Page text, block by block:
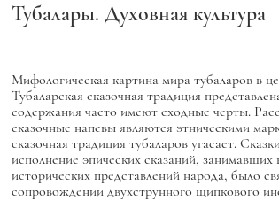
Тубалары. Духовная культура
Мифологическая картина мира тубаларов в
Тубаларская сказочная традиция
содержания часто имеют сходные черты.
сказочные напевы являются этническими
сказочная традиция тубаларов угасает.
исполнение эпических сказаний,
исторических представлений народа, было
сопровождении двухструнного щипкового